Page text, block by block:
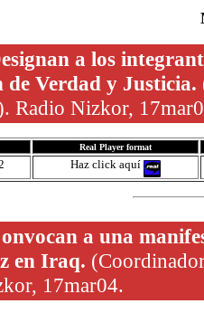
a los
de Verdad y Justicia.
Radio Nizkor,
Real Player format
Haz click aquí
a una
en Iraq.
17mar04.